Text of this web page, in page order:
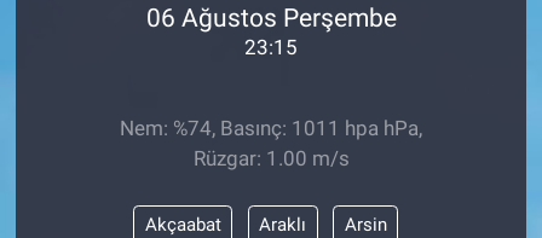
06 Ağustos Perşembe
23:15
Nem: %74, Basınç: 1011 hpa hPa,
Rüzgar: 1.00 m/s
Akçaabat Araklı Arsin